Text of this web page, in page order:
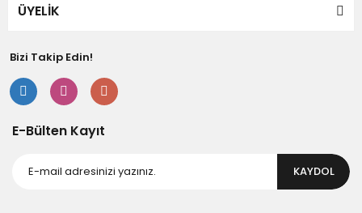
ÜYELİK
Bizi Takip Edin!
E-Bülten Kayıt
KAYDOL